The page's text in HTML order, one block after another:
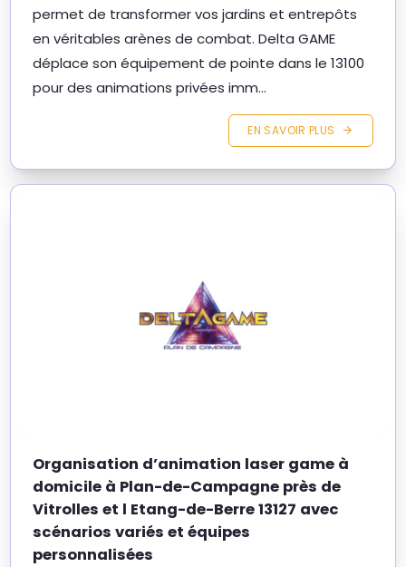
permet de transformer vos jardins et entrepôts
en véritables arènes de combat. Delta GAME
déplace son équipement de pointe dans le 13100
pour des animations privées imm...
EN SAVOIR PLUS
Organisation d’animation laser game à
domicile à Plan-de-Campagne près de
Vitrolles et l Etang-de-Berre 13127 avec
scénarios variés et équipes
personnalisées